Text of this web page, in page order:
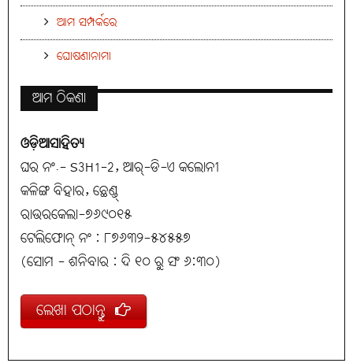
ଆମ ସମ୍ପର୍କରେ
ଘୋଷଣାନାମା
ଆମ ଠିକଣା
ଓଡ଼ିଆସାହିତ୍ୟ
ଘର ନଂ.- S3H1-2, ଆର୍-ଡି-ଏ କଲୋନୀ
କଳିଙ୍ଗ ବିହାର, ଛେଣ୍ଡ୍
ରାଉରକେଲା-୭୬୯୦୧୫
ଟେଲିଫୋନ୍ ନଂ : ୮୭୬୩୨-୫୪୫୫୭
(ସୋମ - ଶନିବାର : ଦି ୧୦ ରୁ ସଂ ୬:୩୦)
ଲେଖା ପଠାନ୍ତୁ